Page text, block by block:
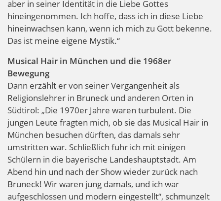
aber in seiner Identität in die Liebe Gottes
hineingenommen. Ich hoffe, dass ich in diese Liebe
hineinwachsen kann, wenn ich mich zu Gott bekenne.
Das ist meine eigene Mystik.“
Musical Hair in München und die 1968er
Bewegung
Dann erzählt er von seiner Vergangenheit als
Religionslehrer in Bruneck und anderen Orten in
Südtirol: „Die 1970er Jahre waren turbulent. Die
jungen Leute fragten mich, ob sie das Musical Hair in
München besuchen dürften, das damals sehr
umstritten war. Schließlich fuhr ich mit einigen
Schülern in die bayerische Landeshauptstadt. Am
Abend hin und nach der Show wieder zurück nach
Bruneck! Wir waren jung damals, und ich war
aufgeschlossen und modern eingestellt“, schmunzelt